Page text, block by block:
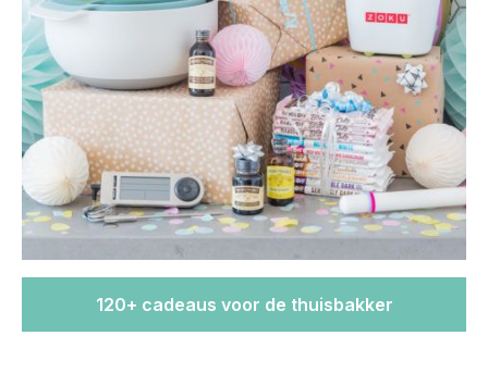
120+ cadeaus voor de thuisbakker